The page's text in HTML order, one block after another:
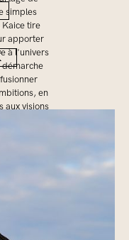
simples
tire
apporter
à l'univers
démarche
en
aux visions